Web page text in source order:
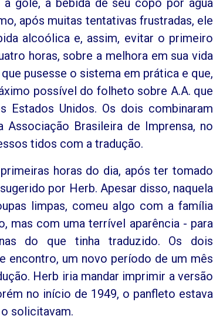
após muitas tentativas frustradas, ele
alcoólica e, assim, evitar o primeiro
horas, sobre a melhora em sua vida
pusesse o sistema em prática e que,
possível do folheto sobre A.A. que
Estados Unidos. Os dois combinaram
Associação Brasileira de Imprensa, no
tidos com a tradução.
horas do dia, após ter tomado
por Herb. Apesar disso, naquela
limpas, comeu algo com a família
mas com uma terrível aparência - para
do que tinha traduzido. Os dois
encontro, um novo período de um mês
Herb iria mandar imprimir a versão
no início de 1949, o panfleto estava
solicitavam.